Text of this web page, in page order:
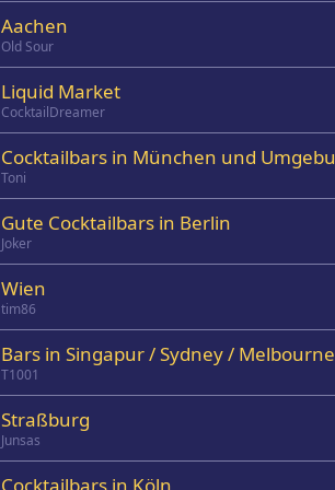
Aachen
Old Sour
Liquid Market
CocktailDreamer
Cocktailbars in München und
Toni
Gute Cocktailbars in Berlin
Joker
Wien
tim86
Bars in Singapur / Sydney / Melbourne
T1001
Straßburg
Junsas